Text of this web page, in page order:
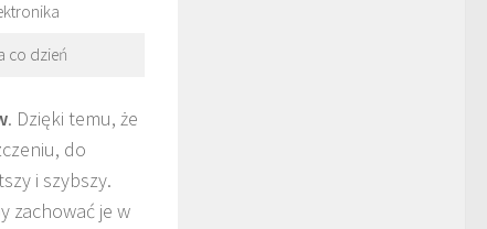
co dzień
. Dzięki temu, że
do
i szybszy.
zachować je w